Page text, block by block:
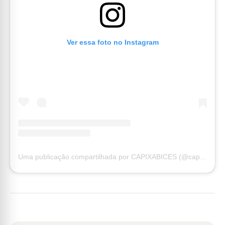
Ver essa foto no Instagram
Uma publicação compartilhada por CAPIXABICES (@capixabices_)